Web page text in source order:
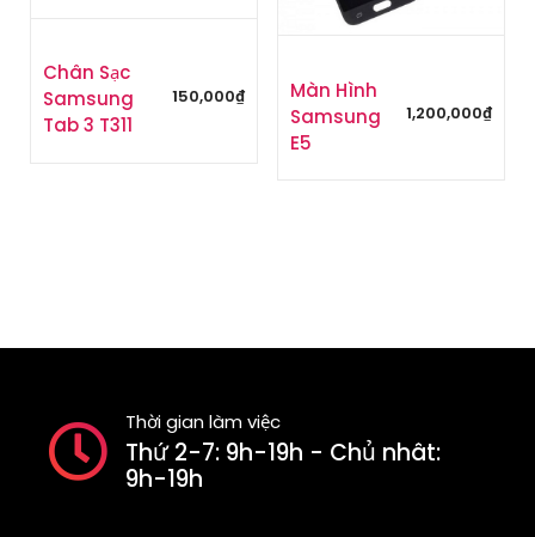
Chân Sạc
Samsung
Tab 3 T311
150,000₫
Màn Hình
Samsung
E5
1,200,000₫
Thời gian làm việc
Thứ 2-7: 9h-19h - Chủ nhât:
9h-19h